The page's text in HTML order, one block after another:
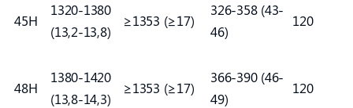
45H
1320-1380
(13,2-13,8)
≥1353 (≥17)
326-358 (43-
46)
120
48H
1380-1420
(13,8-14,3)
≥1353 (≥17)
366-390 (46-
49)
120